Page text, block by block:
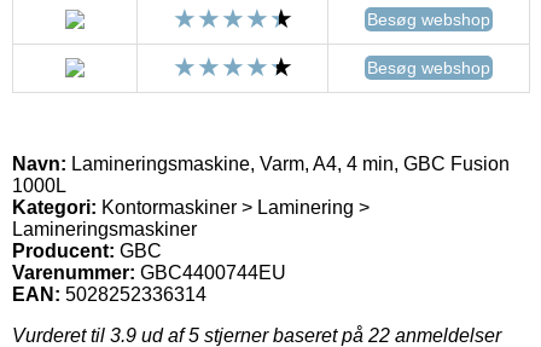
Besøg webshop
Besøg webshop
Navn: Lamineringsmaskine, Varm, A4, 4 min, GBC Fusion
1000L
Kategori: Kontormaskiner > Laminering >
Lamineringsmaskiner
Producent: GBC
Varenummer: GBC4400744EU
EAN: 5028252336314
Vurderet til 3.9 ud af 5 stjerner baseret på 22 anmeldelser